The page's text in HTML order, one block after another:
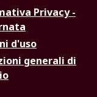
Privacy -
d'uso
generali di